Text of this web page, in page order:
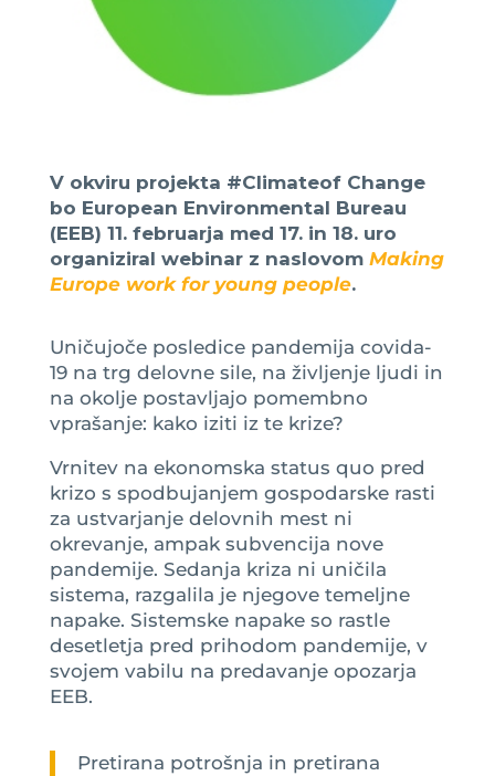
V okviru projekta #Climateof Change
bo European Environmental Bureau
(EEB) 11. februarja med 17. in 18. uro
organiziral webinar z naslovom Making
Europe work for young people.
Uničujoče posledice pandemija covida-
19 na trg delovne sile, na življenje ljudi in
na okolje postavljajo pomembno
vprašanje: kako iziti iz te krize?
Vrnitev na ekonomska status quo pred
krizo s spodbujanjem gospodarske rasti
za ustvarjanje delovnih mest ni
okrevanje, ampak subvencija nove
pandemije. Sedanja kriza ni uničila
sistema, razgalila je njegove temeljne
napake. Sistemske napake so rastle
desetletja pred prihodom pandemije, v
svojem vabilu na predavanje opozarja
EEB.
Pretirana potrošnja in pretirana